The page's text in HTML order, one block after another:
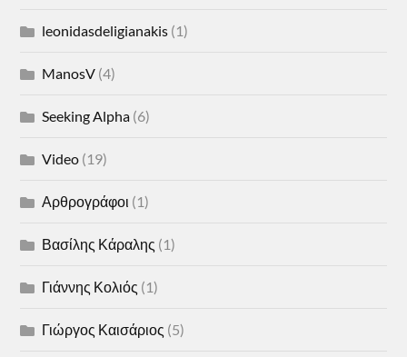
leonidasdeligianakis (1)
ManosV (4)
Seeking Alpha (6)
Video (19)
Αρθρογράφοι (1)
Βασίλης Κάραλης (1)
Γιάννης Κολιός (1)
Γιώργος Καισάριος (5)